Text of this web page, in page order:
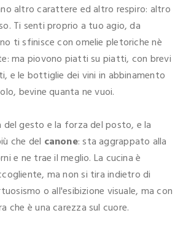
altro carattere ed altro respiro: altro
Ti senti proprio a tuo agio, da
ti sfinisce con omelie pletoriche nè
ma piovono piatti su piatti, con brevi
e le bottiglie dei vini in abbinamento
bevine quanta ne vuoi.
gesto e la forza del posto, e la
che del canone: sta aggrappato alla
e ne trae il meglio. La cucina è
ma non si tira indietro di
o all'esibizione visuale, ma con
che è una carezza sul cuore.